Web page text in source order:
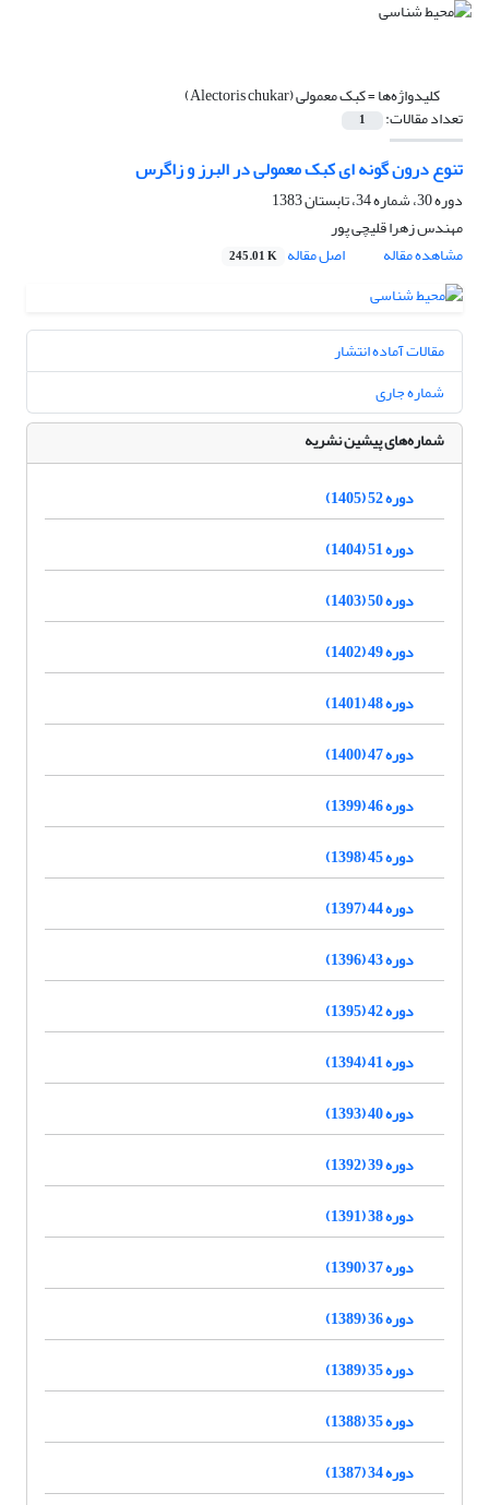
کلیدواژه‌ها =کبک معمولی (Alectoris chukar)
تعداد مقالات: 1
تنوع درون گونه ای کبک معمولی در البرز و زاگرس
دوره 30، شماره 34، تابستان 1383
مهندس زهرا قلیچی پور
مشاهده مقاله
اصل مقاله 245.01 K
مقالات آماده انتشار
شماره جاری
شماره‌های پیشین نشریه
دوره 52 (1405)
دوره 51 (1404)
دوره 50 (1403)
دوره 49 (1402)
دوره 48 (1401)
دوره 47 (1400)
دوره 46 (1399)
دوره 45 (1398)
دوره 44 (1397)
دوره 43 (1396)
دوره 42 (1395)
دوره 41 (1394)
دوره 40 (1393)
دوره 39 (1392)
دوره 38 (1391)
دوره 37 (1390)
دوره 36 (1389)
دوره 35 (1389)
دوره 35 (1388)
دوره 34 (1387)